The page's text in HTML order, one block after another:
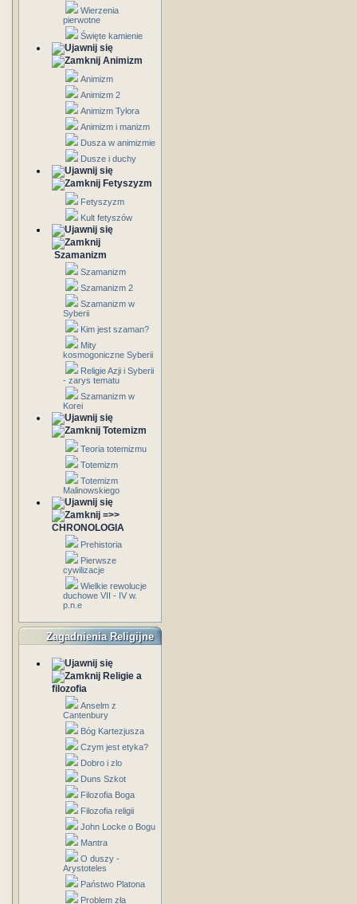
Wierzenia
pierwotne
Święte kamienie
Animizm
Animizm
Animizm 2
Animizm Tylora
Animizm i manizm
Dusza w animizmie
Dusze i duchy
Fetyszyzm
Fetyszyzm
Kult fetyszów
Szamanizm
Szamanizm
Szamanizm 2
Szamanizm w
Syberii
Kim jest szaman?
Mity
kosmogoniczne Syberii
Religie Azji i Syberii
- zarys tematu
Szamanizm w
Korei
Totemizm
Teoria totemizmu
Totemizm
Totemizm
Malinowskiego
=>>
CHRONOLOGIA
Prehistoria
Pierwsze
cywilizacje
Wielkie rewolucje
duchowe VII - IV w.
p.n.e
Zagadnienia Religijne
Religie a
filozofia
Anselm z
Cantenbury
Bóg Kartezjusza
Czym jest etyka?
Dobro i zlo
Duns Szkot
Filozofia Boga
Filozofia religii
John Locke o Bogu
Mantra
O duszy -
Arystoteles
Państwo Platona
Problem zła